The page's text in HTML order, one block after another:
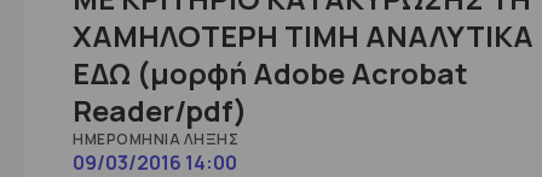
ΧΑΜΗΛΟΤΕΡΗ ΤΙΜΗ ΑΝΑΛΥΤΙΚΑ
ΕΔΩ (μορφή Adobe Acrobat
Reader/pdf)
ΗΜΕΡΟΜΗΝΊΑ ΛΉΞΗΣ
09/03/2016 14:00